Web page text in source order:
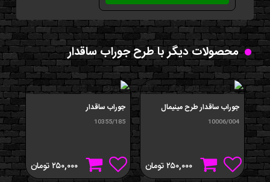
محصولات دیگر با طرح جوراب ساقدار
جوراب ساقدار طرح مینیمال
10006/004
۲۵۰,۰۰۰تومان
جوراب ساقدار
10355/185
۲۵۰,۰۰۰تومان